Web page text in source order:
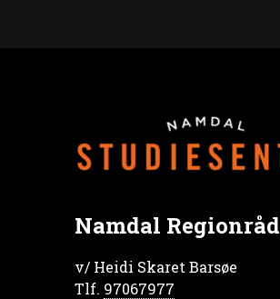
Namdal Regionråd
v/ Heidi Skaret Barsøe
Tlf. 97067977